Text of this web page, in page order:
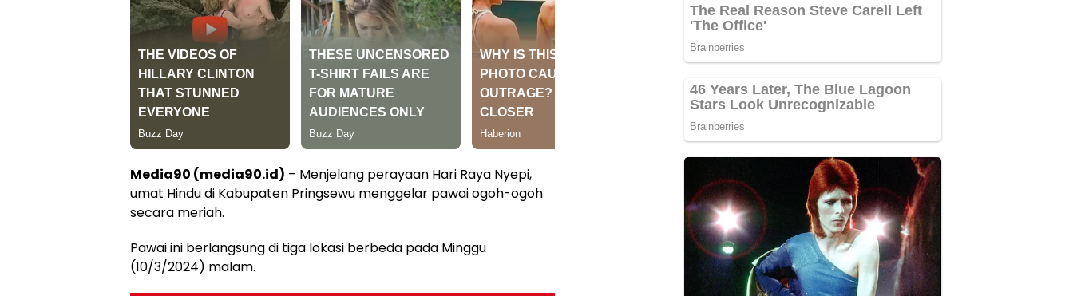
Media90 (media90.id) – Menjelang perayaan Hari Raya Nyepi,
umat Hindu di Kabupaten Pringsewu menggelar pawai ogoh-ogoh
secara meriah.
Pawai ini berlangsung di tiga lokasi berbeda pada Minggu
(10/3/2024) malam.